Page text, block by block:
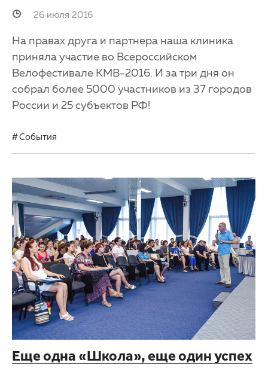
26 июля 2016
На правах друга и партнера наша клиника
приняла участие во Всероссийском
Велофестивале КМВ-2016. И за три дня он
собрал более 5000 участников из 37 городов
России и 25 субъектов РФ!
События
Еще одна «Школа», еще один успех